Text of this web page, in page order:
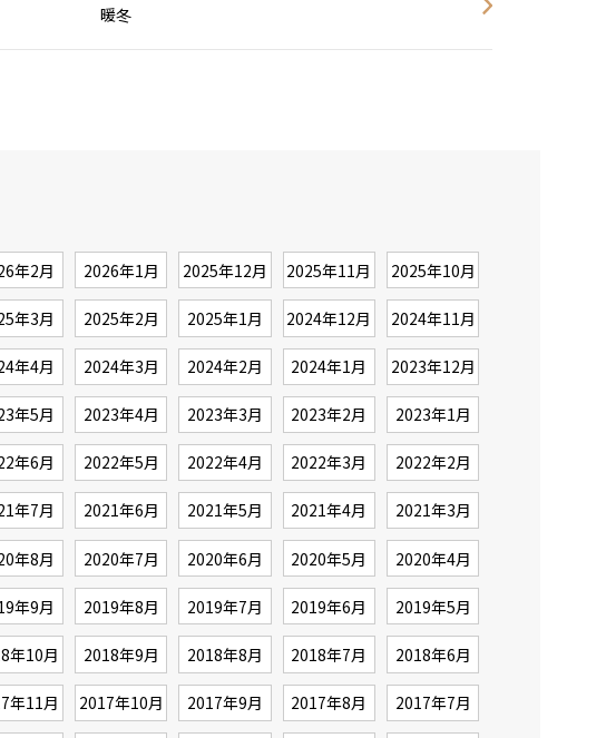
暖冬
年2月 2026年1月 2025年12月 2025年11月 2025年10月
年3月 2025年2月 2025年1月 2024年12月 2024年11月
年4月 2024年3月 2024年2月 2024年1月 2023年12月
年5月 2023年4月 2023年3月 2023年2月 2023年1月
年6月 2022年5月 2022年4月 2022年3月 2022年2月
年7月 2021年6月 2021年5月 2021年4月 2021年3月
年8月 2020年7月 2020年6月 2020年5月 2020年4月
年9月 2019年8月 2019年7月 2019年6月 2019年5月
年10月 2018年9月 2018年8月 2018年7月 2018年6月
年11月 2017年10月 2017年9月 2017年8月 2017年7月